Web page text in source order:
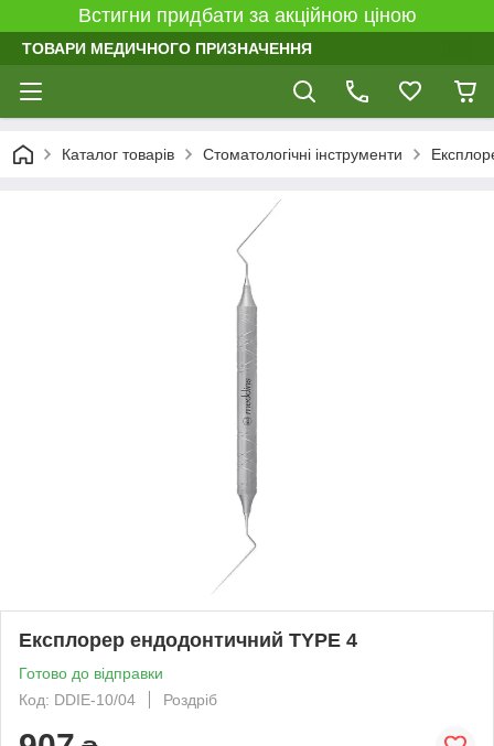
Встигни придбати за акційною ціною
ТОВАРИ МЕДИЧНОГО ПРИЗНАЧЕННЯ
Каталог товарів Стоматологічні інструменти
Експлорер ендодонтичний TYPE 4
Готово до відправки
Код: DDIE-10/04
Роздріб